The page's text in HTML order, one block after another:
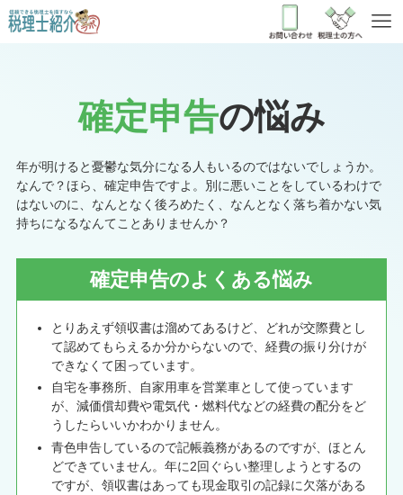
確定申告の悩み
年が明けると憂鬱な気分になる人もいるのではないでしょうか。
なんで？ほら、確定申告ですよ。別に悪いことをしているわけで
はないのに、なんとなく後ろめたく、なんとなく落ち着かない気
持ちになるなんてことありませんか？
確定申告のよくある悩み
とりあえず領収書は溜めてあるけど、どれが交際費とし
て認めてもらえるか分からないので、経費の振り分けが
できなくて困っています。
自宅を事務所、自家用車を営業車として使っています
が、減価償却費や電気代・燃料代などの経費の配分をど
うしたらいいかわかりません。
青色申告しているので記帳義務があるのですが、ほとん
どできていません。年に2回ぐらい整理しようとするの
ですが、領収書はあっても現金取引の記録に欠落がある